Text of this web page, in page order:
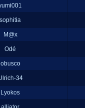
sophitia
M@x
Odé
obusco
34
Lyokos